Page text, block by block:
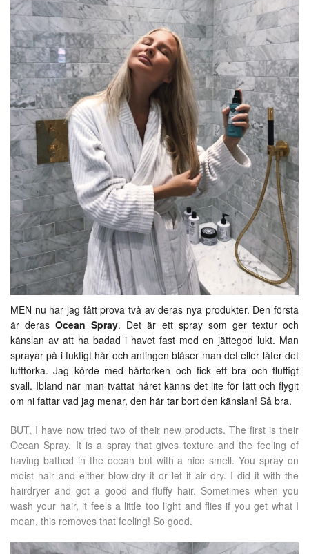
MEN nu har jag fått prova två av deras nya produkter. Den första
är derasOcean Spray. Det är ett spray som ger textur och
känslan av att ha badad i havet fast med en jättegod lukt. Man
sprayar på i fuktigt hår och antingen blåser man det eller låter det
lufttorka. Jag körde med hårtorken och fick ett bra och fluffigt
svall. Ibland när man tvättat håret känns det lite för lätt och flygit
om ni fattar vad jag menar, den här tar bort den känslan! Så bra.
BUT, I have now tried two of their new products. The first is their
Ocean Spray. It is a spray that gives texture and the feeling of
having bathed in the ocean but with a nice smell. You spray on
moist hair and either blow-dry it or let it air dry. I did it with the
hairdryer and got a good and fluffy hair. Sometimes when you
wash your hair, it feels a little too light and flies if you get what I
mean, this removes that feeling! So good.